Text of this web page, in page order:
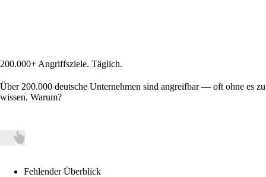
200.000+ Angriffsziele. Täglich.
Über 200.000 deutsche Unternehmen sind angreifbar — oft ohne es zu
wissen. Warum?
Fehlender Überblick